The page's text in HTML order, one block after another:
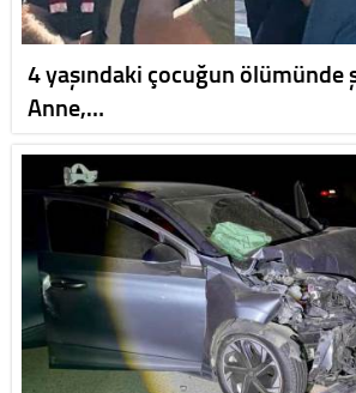
4 yaşındaki çocuğun ölümünde
Anne,…